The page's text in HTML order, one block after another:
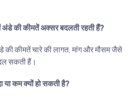
की कीमतें अक्सर बदलती रहती हैं?
कीमतें चारे की लागत, मांग और मौसम जैसे
सकती हैं।
या कम क्यों हो सकती है?